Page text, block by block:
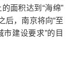
面积达到“海绵”
后，南京将向“至
建设要求”的目